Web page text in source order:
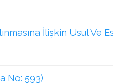
İlişkin Usul Ve
No: 593)